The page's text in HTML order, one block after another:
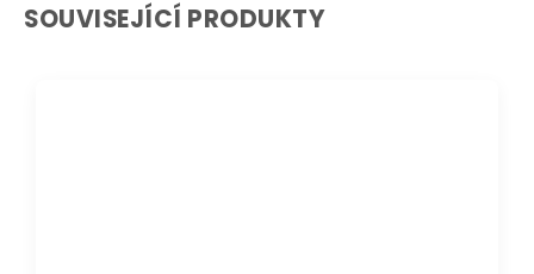
SOUVISEJÍCÍ PRODUKTY